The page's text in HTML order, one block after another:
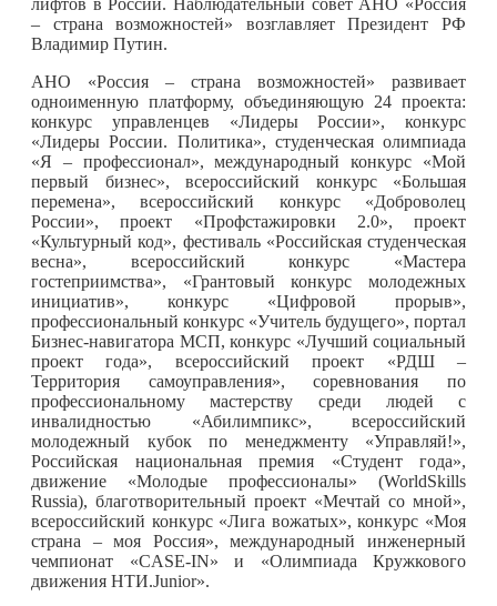
– страна возможностей» возглавляет Президент РФ
Владимир Путин.
АНО «Россия – страна возможностей» развивает
одноименную платформу, объединяющую 24 проекта:
конкурс управленцев «Лидеры России», конкурс
«Лидеры России. Политика», студенческая олимпиада
«Я – профессионал», международный конкурс «Мой
первый бизнес», всероссийский конкурс «Большая
перемена», всероссийский конкурс «Доброволец
России», проект «Профстажировки 2.0», проект
«Культурный код», фестиваль «Российская студенческая
весна», всероссийский конкурс «Мастера
гостеприимства», «Грантовый конкурс молодежных
инициатив», конкурс «Цифровой прорыв»,
профессиональный конкурс «Учитель будущего», портал
Бизнес-навигатора МСП, конкурс «Лучший социальный
проект года», всероссийский проект «РДШ –
Территория самоуправления», соревнования по
профессиональному мастерству среди людей с
инвалидностью «Абилимпикс», всероссийский
молодежный кубок по менеджменту «Управляй!»,
Российская национальная премия «Студент года»,
движение «Молодые профессионалы» (WorldSkills
Russia), благотворительный проект «Мечтай со мной»,
всероссийский конкурс «Лига вожатых», конкурс «Моя
страна – моя Россия», международный инженерный
чемпионат «CASE-IN» и «Олимпиада Кружкового
движения НТИ.Junior».